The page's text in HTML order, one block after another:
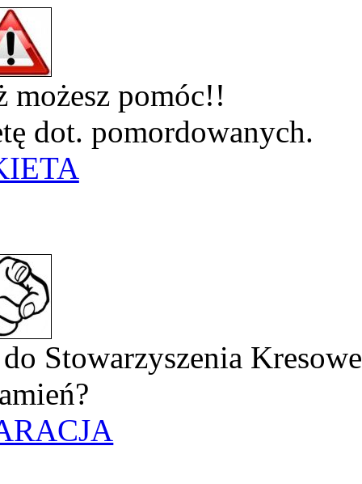
możesz pomóc!!
dot. pomordowanych.
Stowarzyszenia